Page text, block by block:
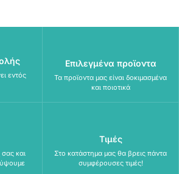
εντός
Επιλεγμένα προϊοντα
Τα προϊοντα μας είναι δοκιμασμένα
και ποιοτικά
και
Τιμές
Στο κατάστημα μας θα βρεις πάντα
συμφέρουσες τιμές!